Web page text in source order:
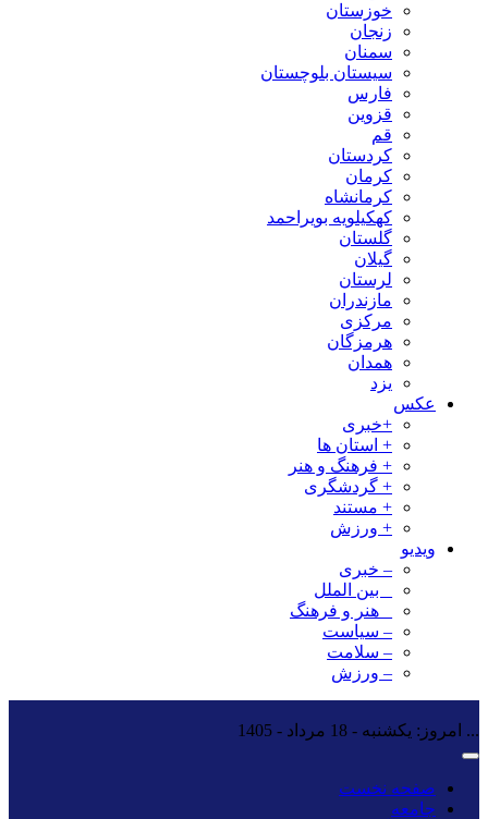
خوزستان
زنجان
سمنان
سیستان بلوچستان
فارس
قزوین
قم
کردستان
کرمان
کرمانشاه
کهکیلویه بویراحمد
گلستان
گیلان
لرستان
مازندران
مرکزی
هرمزگان
همدان
یزد
عکس
+خبری
+ استان ها
+ فرهنگ و هنر
+ گردشگری
+ مستند
+ ورزش
ویدیو
– خبری
_ بین الملل
_ هنر و فرهنگ
– سیاست
– سلامت
– ورزش
... امروز: یکشنبه - 18 مرداد - 1405
صفحه نخست
جامعه